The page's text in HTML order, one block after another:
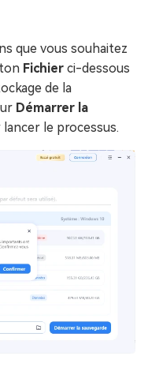
que vous souhaitez
Fichier ci-dessous
de la
Démarrer la
le processus.